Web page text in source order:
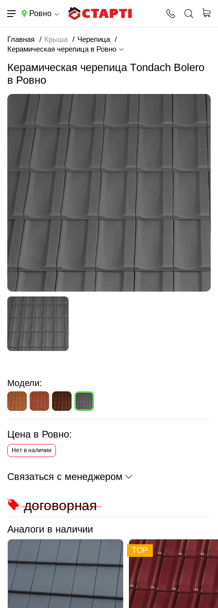
Ровно
Главная Крыша
Черепица
Керамическая черепица в Ровно
Керамическая черепица Тondach Bolero
в Ровно
Модели:
Цена в Ровно:
Нет в наличии
Связаться с менеджером
договорная
Аналоги в наличии
TOP